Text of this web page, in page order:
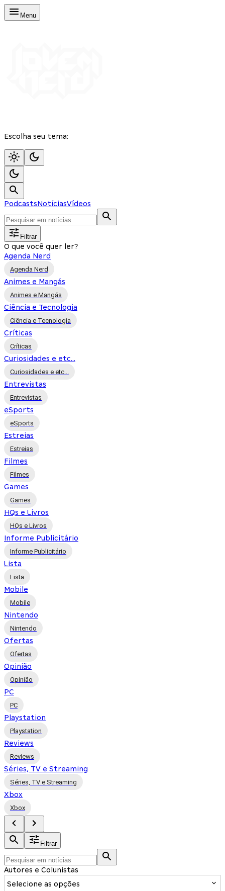
Menu
Escolha seu tema:
PodcastsNotíciasVídeos
Filtrar
O que você quer ler?
Agenda Nerd
Agenda Nerd
Animes e Mangás
Animes e Mangás
Ciência e Tecnologia
Ciência e Tecnologia
Críticas
Críticas
Curiosidades e etc...
Curiosidades e etc...
Entrevistas
Entrevistas
eSports
eSports
Estreias
Estreias
Filmes
Filmes
Games
Games
HQs e Livros
HQs e Livros
Informe Publicitário
Informe Publicitário
Lista
Lista
Mobile
Mobile
Nintendo
Nintendo
Ofertas
Ofertas
Opinião
Opinião
PC
PC
Playstation
Playstation
Reviews
Reviews
Séries, TV e Streaming
Séries, TV e Streaming
Xbox
Xbox
Filtrar
Autores e Colunistas
Selecione as opções